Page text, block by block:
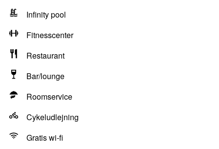
Infinity pool
Fitnesscenter
Restaurant
Bar/lounge
Roomservice
Cykeludlejning
Gratis wi-fi